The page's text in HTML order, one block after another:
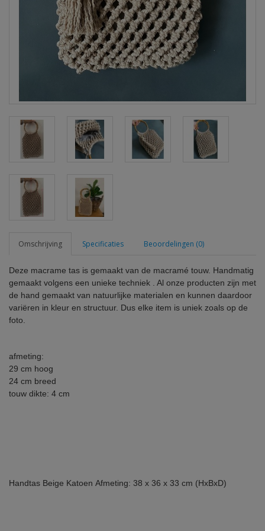
Omschrijving Specificaties Beoordelingen (0)
Deze macrame tas is gemaakt van de macramé touw. Handmatig
gemaakt volgens een unieke techniek . Al onze producten zijn met
de hand gemaakt van natuurlijke materialen en kunnen daardoor
variëren in kleur en structuur. Dus elke item is uniek zoals op de
foto.
afmeting:
29 cm hoog
24 cm breed
touw dikte: 4 cm
Handtas Beige Katoen Afmeting: 38 x 36 x 33 cm (HxBxD)